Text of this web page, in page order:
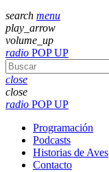
search menu
play_arrow
volume_up
radio POP UP
close
close
radio POP UP
Programación
Podcasts
Historias de Aves
Contacto